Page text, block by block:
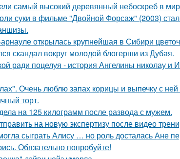
самый высокий деревянный небоскреб в
суки в фильме "Двойной Форсаж" (2003)
открылась крупнейшая в Сибири
скандал вокруг молодой блогерши из Дубая.
ради поцелуя - история Ангелины николау и
Очень люблю запах корицы и выпечку с ней
торт.
на 125 килограмм после развода с мужем.
на новую экспертизу после видео
сыграть Алису … но роль досталась Ане
Обязательно попробуйте!